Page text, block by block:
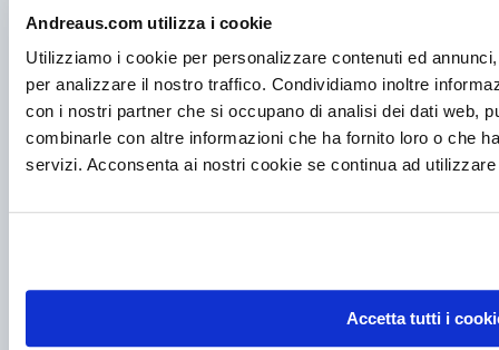
Andreaus.com utilizza i cookie
Utilizziamo i cookie per personalizzare contenuti ed
per analizzare il nostro traffico. Condividiamo inoltre
con i nostri partner che si occupano di analisi dei dati web,
combinarle con altre informazioni che ha fornito loro o che
servizi. Acconsenta ai nostri cookie se continua ad
Accetta tutti i
P.I. IT00998560288
viale Germania, 5